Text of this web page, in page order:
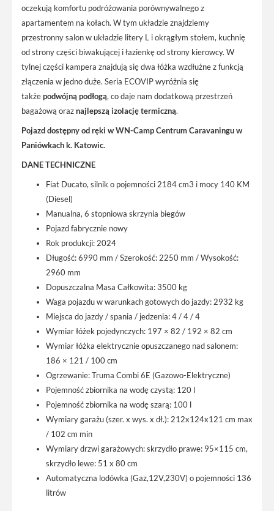
oczekują komfortu podróżowania porównywalnego z
apartamentem na kołach. W tym układzie znajdziemy
przestronny salon w układzie litery L i okrągłym stołem, kuchnię
od strony części biwakującej i łazienkę od strony kierowcy. W
tylnej części kampera znajdują się dwa łóżka wzdłużne z funkcją
złączenia w jedno duże. Seria ECOVIP wyróżnia się
takżepodwójną podłogą, co daje nam dodatkową przestrzeń
bagażową oraznajlepszą izolację termiczną.
Pojazd dostępny od ręki w WN-Camp Centrum Caravaningu w
Paniówkach k. Katowic.
DANE TECHNICZNE
Fiat Ducato, silnik o pojemności 2184 cm3 i mocy 140 KM
(Diesel)
Manualna, 6 stopniowa skrzynia biegów
Pojazd fabrycznie nowy
Rok produkcji: 2024
Długość: 6990 mm / Szerokość: 2250 mm / Wysokość:
2960 mm
Dopuszczalna Masa Całkowita: 3500 kg
Waga pojazdu w warunkach gotowych do jazdy: 2932 kg
Miejsca do jazdy / spania / jedzenia: 4 / 4 / 4
Wymiar łóżek pojedynczych: 197 × 82 / 192 × 82 cm
Wymiar łóżka elektrycznie opuszczanego nad salonem:
186 × 121 / 100 cm
Ogrzewanie: Truma Combi 6E (Gazowo-Elektryczne)
Pojemność zbiornika na wodę czystą: 120 l
Pojemność zbiornika na wodę szarą: 100 l
Wymiary garażu (szer. x wys. x dł.): 212x124x121 cm max
/ 102 cm min
Wymiary drzwi garażowych: skrzydło prawe: 95×115 cm,
skrzydło lewe: 51 x 80 cm
Automatyczna lodówka (Gaz,12V,230V) o pojemności 136
litrów